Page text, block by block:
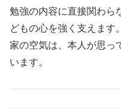
勉強の内容に直接関わら
どもの心を強く支えます。
家の空気は、本人が思っ
います。